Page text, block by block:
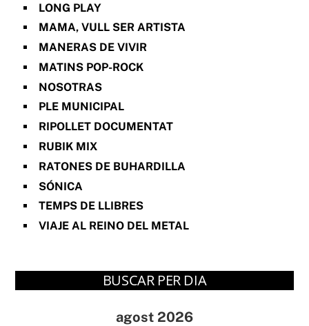
LONG PLAY
MAMA, VULL SER ARTISTA
MANERAS DE VIVIR
MATINS POP-ROCK
NOSOTRAS
PLE MUNICIPAL
RIPOLLET DOCUMENTAT
RUBIK MIX
RATONES DE BUHARDILLA
SÓNICA
TEMPS DE LLIBRES
VIAJE AL REINO DEL METAL
BUSCAR PER DIA
agost 2026